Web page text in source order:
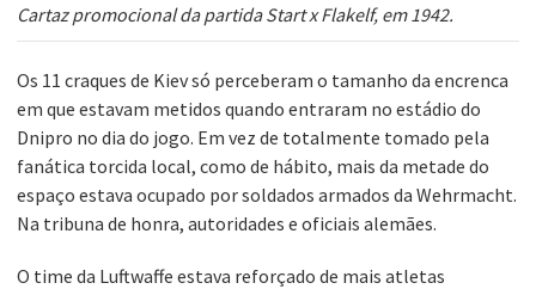
Cartaz promocional da partida Start x Flakelf, em 1942.
Os 11 craques de Kiev só perceberam o tamanho da encrenca
em que estavam metidos quando entraram no estádio do
Dnipro no dia do jogo. Em vez de totalmente tomado pela
fanática torcida local, como de hábito, mais da metade do
espaço estava ocupado por soldados armados da Wehrmacht.
Na tribuna de honra, autoridades e oficiais alemães.
O time da Luftwaffe estava reforçado de mais atletas